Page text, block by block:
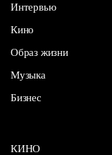
Интервью
Кино
Образ жизни
Музыка
Бизнес
КИНО